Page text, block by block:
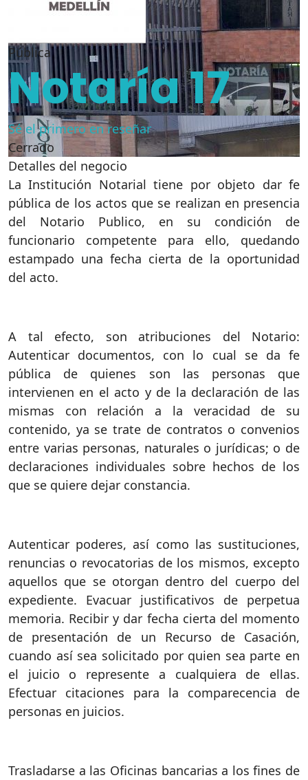
Pública
Notaría 17
Sé el primero en reseñar
Cerrado
Detalles del negocio
La Institución Notarial tiene por objeto dar fe
pública de los actos que se realizan en presencia
del Notario Publico, en su condición de
funcionario competente para ello, quedando
estampado una fecha cierta de la oportunidad
del acto.
A tal efecto, son atribuciones del Notario:
Autenticar documentos, con lo cual se da fe
pública de quienes son las personas que
intervienen en el acto y de la declaración de las
mismas con relación a la veracidad de su
contenido, ya se trate de contratos o convenios
entre varias personas, naturales o jurídicas; o de
declaraciones individuales sobre hechos de los
que se quiere dejar constancia.
Autenticar poderes, así como las sustituciones,
renuncias o revocatorias de los mismos, excepto
aquellos que se otorgan dentro del cuerpo del
expediente. Evacuar justificativos de perpetua
memoria. Recibir y dar fecha cierta del momento
de presentación de un Recurso de Casación,
cuando así sea solicitado por quien sea parte en
el juicio o represente a cualquiera de ellas.
Efectuar citaciones para la comparecencia de
personas en juicios.
Trasladarse a las Oficinas bancarias a los fines de